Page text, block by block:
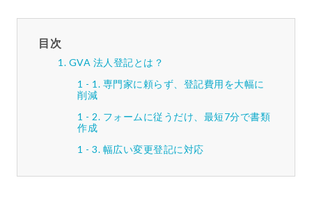
目次
GVA 法人登記とは？
専門家に頼らず、登記費用を大幅に
削減
フォームに従うだけ、最短7分で書類
作成
幅広い変更登記に対応